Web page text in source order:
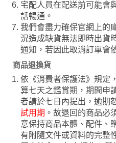
宅配人員在配送前可能會
話暢通。
我們會盡力確保官網上的
況造成缺貨無法即時出貨
通知，若因此取消訂單會
商品退換貨
依《消費者保護法》規定
算七天之鑑賞期，期間申
者請於七日內提出，逾期
試用期 。故退回的商品必
意保持商品本體、配件、
有附隨文件或資料的完整